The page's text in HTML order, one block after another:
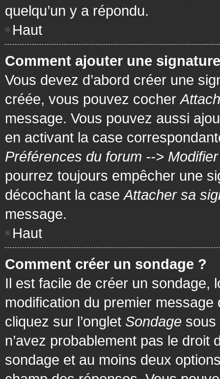
quelqu’un y a répondu.
Haut
Comment ajouter une
Vous devez d’abord créer une
créée, vous pouvez cocher
message. Vous pouvez aussi
en activant la case
Préférences du forum -->
pourrez toujours empêcher une
décochant la caseAttacher sa
message.
Haut
Comment créer un sondage ?
Il est facile de créer un sondage,
modification du premier
cliquez sur l’onglet Sondage sous
n’avez probablement pas le
sondage et au moins deux